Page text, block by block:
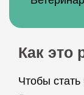
Как это
Чтобы